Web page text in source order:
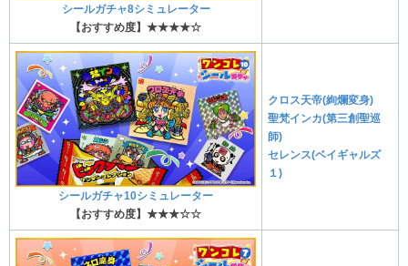
シールガチャ8シミュレーター
【おすすめ度】★★★★☆
シールガチャ10シミュレーター
【おすすめ度】★★★☆☆
クロス天帝(絢爛変身)
聖梵インカ(第三創聖巡
師)
セレンス(ベイギャルズ
１)